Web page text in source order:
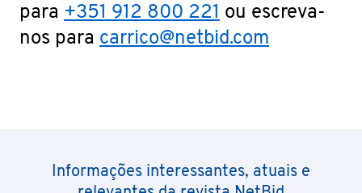
para +351 912 800 221 ou escreva-
nos para carrico@netbid.com
Informações interessantes, atuais e